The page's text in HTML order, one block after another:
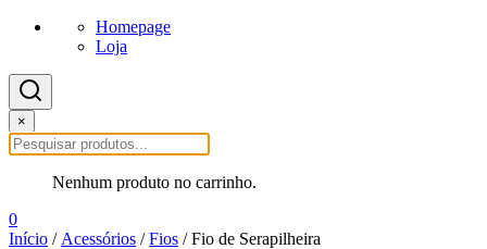
Homepage
Loja
×
Nenhum produto no carrinho.
0
Início / Acessórios /Fios / Fio de Serapilheira